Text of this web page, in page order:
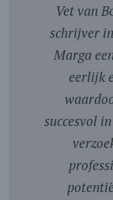
Vet van
schrijver
Marga
eerlijk
succesvol